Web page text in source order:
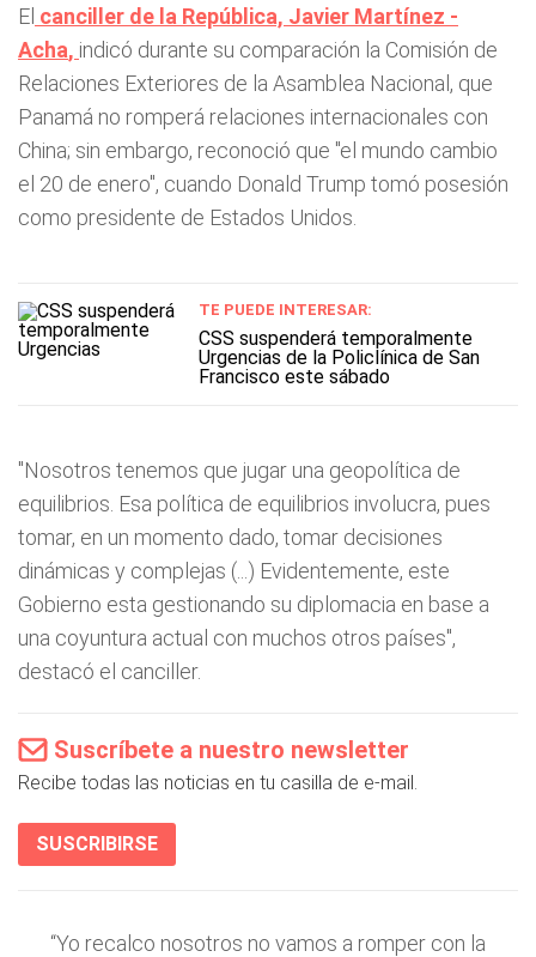
El canciller de la República, Javier Martínez -
Acha, indicó durante su comparación la Comisión de
Relaciones Exteriores de la Asamblea Nacional, que
Panamá no romperá relaciones internacionales con
China; sin embargo, reconoció que "el mundo cambio
el 20 de enero", cuando Donald Trump tomó posesión
como presidente de Estados Unidos.
TE PUEDE INTERESAR:
CSS suspenderá temporalmente
Urgencias de la Policlínica de San
Francisco este sábado
"Nosotros tenemos que jugar una geopolítica de
equilibrios. Esa política de equilibrios involucra, pues
tomar, en un momento dado, tomar decisiones
dinámicas y complejas (...) Evidentemente, este
Gobierno esta gestionando su diplomacia en base a
una coyuntura actual con muchos otros países",
destacó el canciller.
Suscríbete a nuestro newsletter
Recibe todas las noticias en tu casilla de e-mail.
SUSCRIBIRSE
“Yo recalco nosotros no vamos a romper con la